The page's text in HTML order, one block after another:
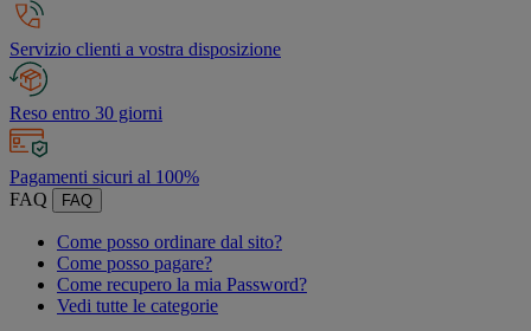
Servizio clienti a vostra disposizione
Reso entro 30 giorni
Pagamenti sicuri al 100%
FAQ
FAQ
Come posso ordinare dal sito?
Come posso pagare?
Come recupero la mia Password?
Vedi tutte le categorie